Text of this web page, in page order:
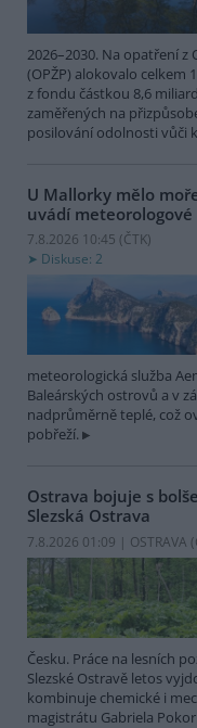
2026–2030. Na opatření
(OPŽP) alokovalo celkem
z fondu částkou 8,6
zaměřených na
posilování odolnosti vůči
U Mallorky mělo
uvádí meteorologové
7.8.2026 10:45 (ČTK)
Diskuse: 2
meteorologická služba
Baleárských ostrovů a v
nadprůměrně teplé, což
pobřeží.
Ostrava bojuje s
Slezská Ostrava
7.8.2026 01:09 | OSTRAVA (
Česku. Práce na lesních
Slezské Ostravě letos
kombinuje chemické i
magistrátu Gabriela